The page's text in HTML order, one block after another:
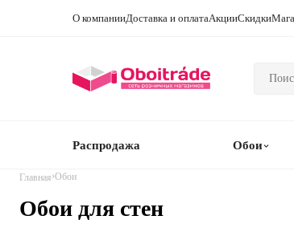
О компанииДоставка и оплатаАкцииСкидки
Распродажа Обои
Главная›Обои
Обои для стен